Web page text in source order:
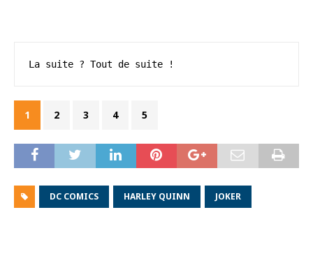
La suite ? Tout de suite !
1 2 3 4 5
DC COMICS HARLEY QUINN JOKER